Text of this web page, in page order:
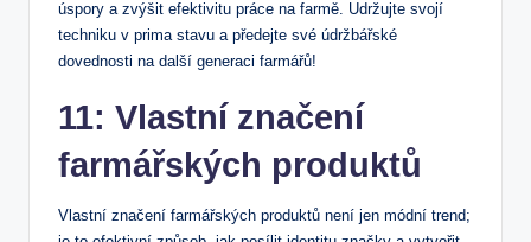
úspory a zvýšit efektivitu práce na farmě. Udržujte svojí
techniku v prima stavu a předejte své údržbářské
dovednosti na další generaci farmářů!
11: Vlastní značení
farmářských produktů
Vlastní značení farmářských produktů není jen módní trend;